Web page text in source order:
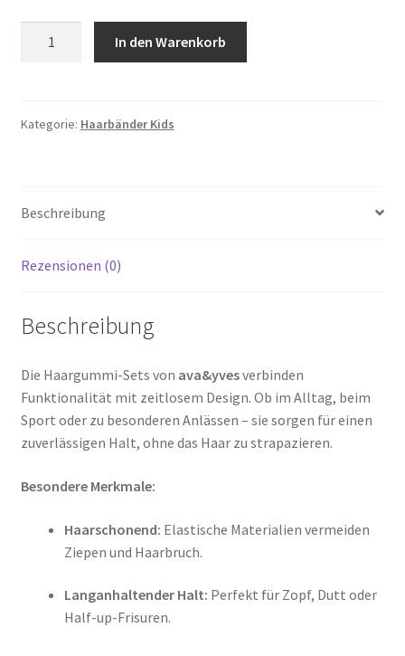
Menge
In den Warenkorb
Kategorie: Haarbänder Kids
Beschreibung
Rezensionen (0)
Beschreibung
Die Haargummi-Sets von ava&yvesverbinden
Funktionalität mit zeitlosem Design. Ob im Alltag, beim
Sport oder zu besonderen Anlässen – sie sorgen für einen
zuverlässigen Halt, ohne das Haar zu strapazieren.
Besondere Merkmale:
Haarschonend: Elastische Materialien vermeiden
Ziepen und Haarbruch.
Langanhaltender Halt: Perfekt für Zopf, Dutt oder
Half-up-Frisuren.